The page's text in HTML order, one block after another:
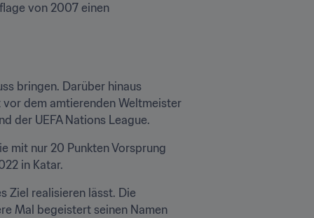
von 2007 einen
dem amtierenden Weltmeister
der UEFA Nations League.
mit nur 20 Punkten Vorsprung
in Katar.
Ziel realisieren lässt. Die
Mal begeistert seinen Namen